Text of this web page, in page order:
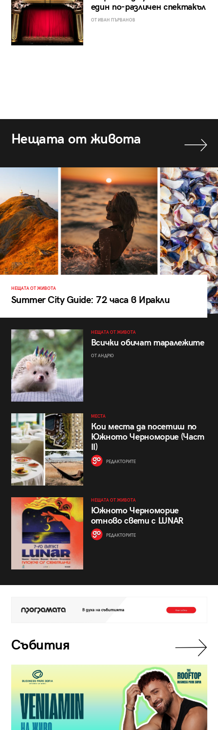
един по-различен спектакъл
ОТ ИВАН ПЪРВАНОВ
Нещата от живота
НЕЩАТА ОТ ЖИВОТА
Summer City Guide: 72 часа в Иракли
НЕЩАТА ОТ ЖИВОТА
Всички обичат таралежите
ОТ АНДРЮ
МЕСТА
Кои места да посетиш по
Южното Черноморие (Част
II)
РЕДАКТОРИТЕ
НЕЩАТА ОТ ЖИВОТА
Южното Черноморие
отново свети с LUNAR
РЕДАКТОРИТЕ
Събития